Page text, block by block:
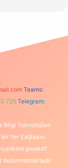
Teams:
726 Telegram:
Bilgi Teknolojileri
Yer Sağlayıcı
proaktif